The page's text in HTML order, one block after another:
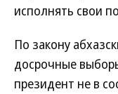
исполнять свои
По закону
досрочные
президент не в